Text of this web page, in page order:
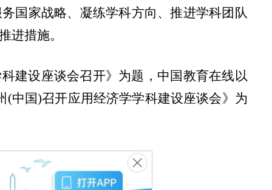
国家战略、凝练学科方向、推进学科团队
进措施。
建设座谈会召开》为题，中国教育在线以
国)召开应用经济学学科建设座谈会》为